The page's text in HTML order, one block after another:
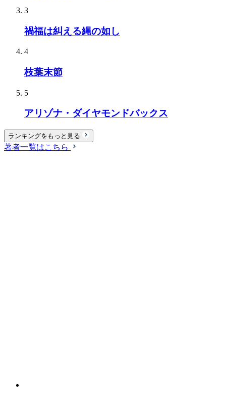
3
禍福は糾える縄の如し
4
枝葉末節
5
アリゾナ・ダイヤモンドバックス
ランキングをもっと見る
著者一覧はこちら